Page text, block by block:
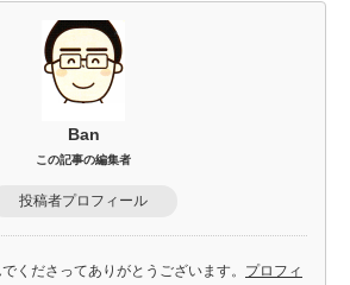
Ban
この記事の編集者
投稿者プロフィール
くださってありがとうございます。 プロフィ